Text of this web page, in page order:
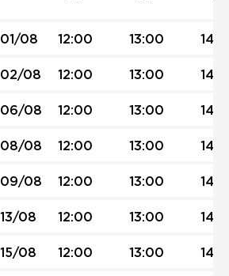
01/08 12:00 13:00
02/08 12:00 13:00
06/08 12:00 13:00
08/08 12:00 13:00
09/08 12:00 13:00
13/08 12:00 13:00
15/08 12:00 13:00